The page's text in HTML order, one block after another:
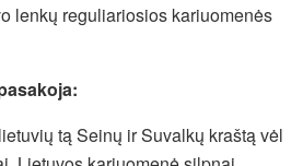
lenkų reguliariosios kariuomenės
tą Seinų ir Suvalkų kraštą vėl